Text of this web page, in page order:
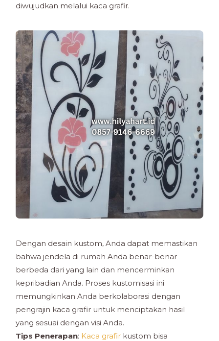
diwujudkan melalui kaca grafir.
Dengan desain kustom, Anda dapat memastikan
bahwa jendela di rumah Anda benar-benar
berbeda dari yang lain dan mencerminkan
kepribadian Anda. Proses kustomisasi ini
memungkinkan Anda berkolaborasi dengan
pengrajin kaca grafir untuk menciptakan hasil
yang sesuai dengan visi Anda.
Tips Penerapan: Kaca grafir kustom bisa